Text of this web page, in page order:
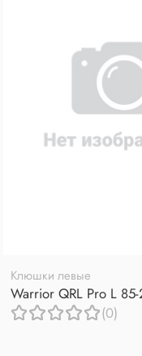
Клюшки левые
Warrior QRL Pro L
(0)